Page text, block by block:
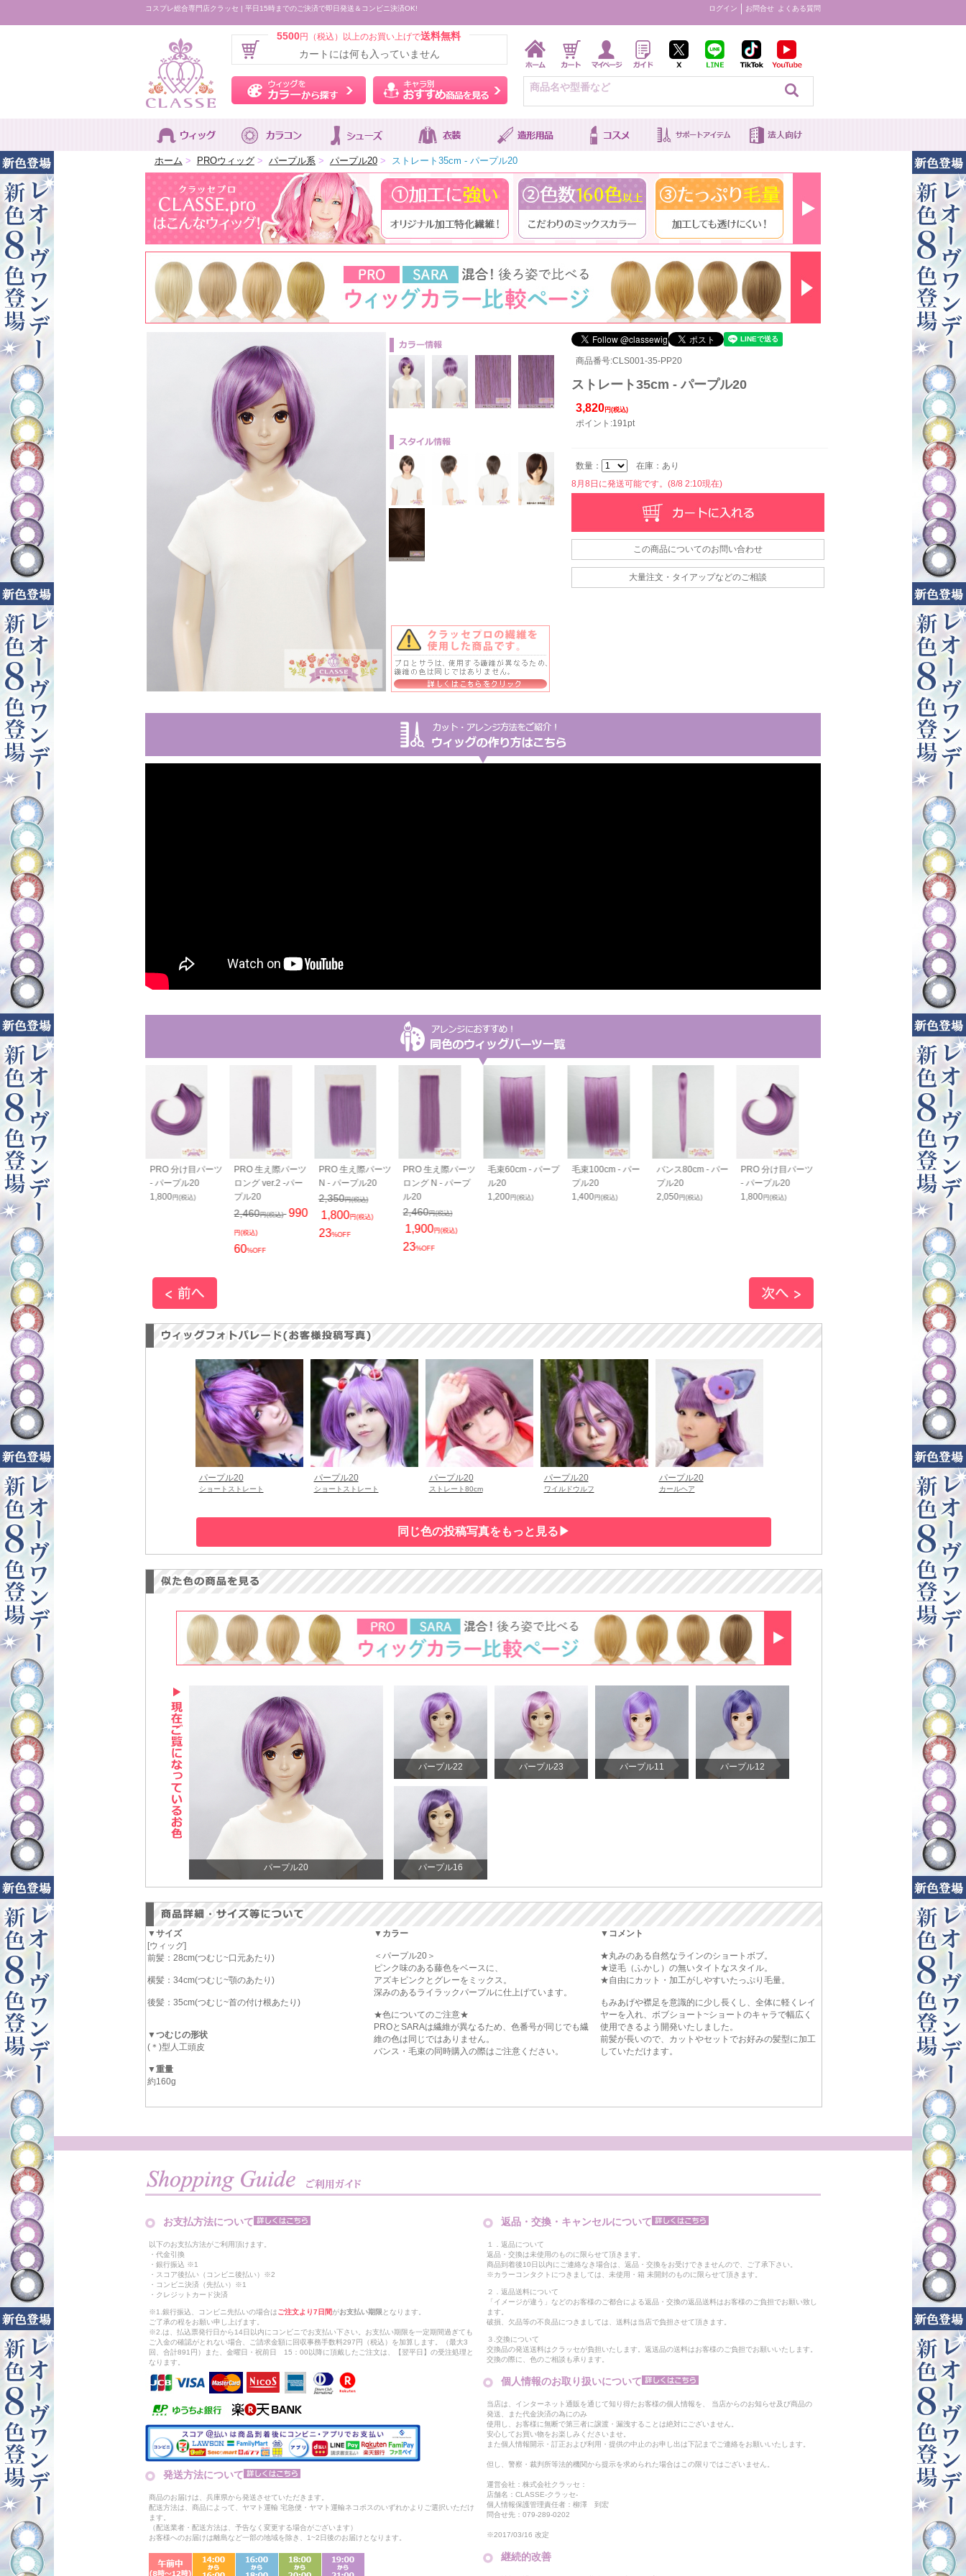
コスプレ総合専門店クラッセ | 平日15時までのご決済で即日発送＆コンビニ決済OK! ログイン お問合せ よくある質問
5500円（税込）以上のお買い上げで送料無料
カートには何も入っていません
ウィッグをカラーから探す キャラ別おすすめ商品を見る
ホーム > PROウィッグ > パープル系 > パープル20 > ストレート35cm - パープル20
商品番号:CLS001-35-PP20
ストレート35cm - パープル20
3,820 円(税込)
ポイント:191pt
数量：
在庫：あり
8月8日に発送可能です。(8/8 2:10現在)
この商品についてのお問い合わせ
大量注文・タイアップなどのご相談
- パー
PRO 分け目パーツ
- パープル20
1,800 円(税込)
PRO 生え際パーツ
ロング ver.2 -パー
プル20
2,460円(税込) 990
円(税込)
60%OFF
PRO 生え際パーツ
N - パープル20
2,350円(税込)
1,800円(税込)
23%OFF
PRO 生え際パーツ
ロング N - パープ
ル20
2,460円(税込)
1,900円(税込)
23%OFF
毛束60cm - パープ
ル20
1,200 円(税込)
毛束100cm - パー
プル20
1,400 円(税込)
バンス80cm - パー
プル20
2,050 円(税込)
PRO 分け目パーツ
- パープル20
1,800 円(税込)
PRO 生え際
N - パープル
2,350 円(税込)
1,800
23 %OFF
パープル20
ショートストレート
パープル20
ショートストレート
パープル20
ストレート80cm
パープル20
ワイルドウルフ
パープル20
カールヘア
パープル20
パープル22 パープル23 パープル11 パープル12
パープル16
▼サイズ
[ウィッグ]
前髪：28cm(つむじ~口元あたり)
横髪：34cm(つむじ~顎のあたり)
後髪：35cm(つむじ~首の付け根あたり)
▼つむじの形状
(＊)型人工頭皮
▼重量
約160g
▼カラー
＜パープル20＞
ピンク味のある藤色をベースに、
アズキピンクとグレーをミックス。
深みのあるライラックパープルに仕上げています。
★色についてのご注意★
PROとSARAは繊維が異なるため、色番号が同じでも繊
維の色は同じではありません。
バンス・毛束の同時購入の際はご注意ください。
▼コメント
★丸みのある自然なラインのショートボブ。
★逆毛（ふかし）の無いタイトなスタイル。
★自由にカット・加工がしやすいたっぷり毛量。
もみあげや襟足を意識的に少し長くし、全体に軽くレイ
ヤーを入れ、ボブショート~ショートのキャラで幅広く
使用できるよう開発いたしました。
前髪が長いので、カットやセットでお好みの髪型に加工
していただけます。
お支払方法について
以下のお支払方法がご利用頂けます。
・代金引換
・銀行振込 ※1
・スコア後払い（コンビニ後払い）※2
・コンビニ決済（先払い）※1
・クレジットカード決済
※1.銀行振込、コンビニ先払いの場合はご注文より7日間がお支払い期限 となります。
ご了承の程をお願い申し上げます。
※2.は、払込票発行日から14日以内にコンビニでお支払い下さい。お支払い期限を一定期間過ぎても
ご入金の確認がとれない場合、ご請求金額に回収事務手数料297円（税込）を加算します。（最大3
回、合計891円）また、金曜日・祝前日 15：00以降に頂戴したご注文は、【翌平日】の受注処理と
なります。
発送方法について
商品のお届けは、兵庫県から発送させていただきます。
配送方法は、商品によって、ヤマト運輸 宅急便・ヤマト運輸ネコポスのいずれかよりご選択いただけ
ます。
（配送業者・配送方法は、予告なく変更する場合がございます）
お客様へのお届けは離島など一部の地域を除き、1~2日後のお届けとなります。
返品・交換・キャンセルについて
１．返品について
返品・交換は未使用のものに限らせて頂きます。
商品到着後10日以内にご連絡なき場合は、返品・交換をお受けできませんので、ご了承下さい。
※カラーコンタクトにつきましては、未使用・箱 未開封のものに限らせて頂きます。
２．返品送料について
「イメージが違う」などのお客様のご都合による返品・交換の返品送料はお客様のご負担でお願い致し
ます。
破損、欠品等の不良品につきましては、送料は当店で負担させて頂きます。
３.交換について
交換品の発送送料はクラッセが負担いたします。返送品の送料はお客様のご負担でお願いいたします。
交換の際に、色のご相談も承ります。
個人情報のお取り扱いについて
当店は、インターネット通販を通じて知り得たお客様の個人情報を、 当店からのお知らせ及び商品の
発送、また代金決済の為にのみ
使用し、お客様に無断で第三者に譲渡・漏洩することは絶対にございません。
安心してお買い物をお楽しみくださいませ。
また個人情報開示・訂正および利用・提供の中止のお申し出は下記までご連絡をお願いいたします。
但し、警察・裁判所等法的機関から提示を求められた場合はこの限りではございません。
運営会社：株式会社クラッセ：
店舗名：CLASSE-クラッセ-
個人情報保護管理責任者：柳澤 到宏
問合せ先：079-289-0202
※2017/03/16 改定
継続的改善